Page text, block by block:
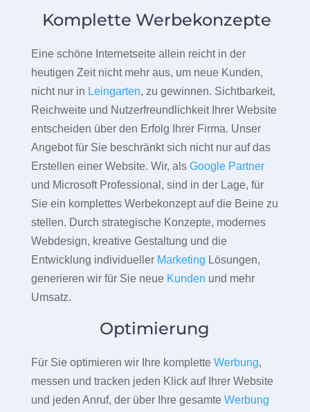
Komplette Werbekonzepte
Eine schöne Internetseite allein reicht in der
heutigen Zeit nicht mehr aus, um neue Kunden,
nicht nur in Leingarten, zu gewinnen. Sichtbarkeit,
Reichweite und Nutzerfreundlichkeit Ihrer Website
entscheiden über den Erfolg Ihrer Firma. Unser
Angebot für Sie beschränkt sich nicht nur auf das
Erstellen einer Website. Wir, als Google Partner
und Microsoft Professional, sind in der Lage, für
Sie ein komplettes Werbekonzept auf die Beine zu
stellen. Durch strategische Konzepte, modernes
Webdesign, kreative Gestaltung und die
Entwicklung individueller Marketing Lösungen,
generieren wir für Sie neue Kunden und mehr
Umsatz.
Optimierung
Für Sie optimieren wir Ihre komplette Werbung,
messen und tracken jeden Klick auf Ihrer Website
und jeden Anruf, der über Ihre gesamte Werbung